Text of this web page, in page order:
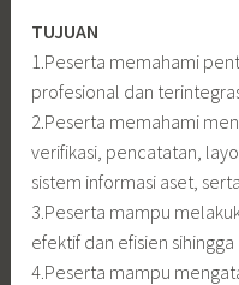
TUJUAN
1.Peserta memahami
profesional dan
2.Peserta memahami
verifikasi, pencatatan,
sistem informasi aset,
3.Peserta mampu
efektif dan efisien
4.Peserta mampu